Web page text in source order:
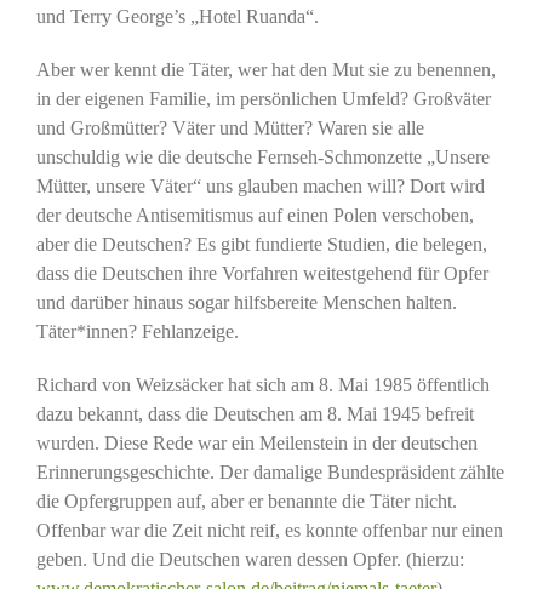
und Terry George’s „Hotel Ruanda“.
Aber wer kennt die Täter, wer hat den Mut sie zu benennen,
in der eigenen Familie, im persönlichen Umfeld? Großväter
und Großmütter? Väter und Mütter? Waren sie alle
unschuldig wie die deutsche Fernseh-Schmonzette „Unsere
Mütter, unsere Väter“ uns glauben machen will? Dort wird
der deutsche Antisemitismus auf einen Polen verschoben,
aber die Deutschen? Es gibt fundierte Studien, die belegen,
dass die Deutschen ihre Vorfahren weitestgehend für Opfer
und darüber hinaus sogar hilfsbereite Menschen halten.
Täter*innen? Fehlanzeige.
Richard von Weizsäcker hat sich am 8. Mai 1985 öffentlich
dazu bekannt, dass die Deutschen am 8. Mai 1945 befreit
wurden. Diese Rede war ein Meilenstein in der deutschen
Erinnerungsgeschichte. Der damalige Bundespräsident zählte
die Opfergruppen auf, aber er benannte die Täter nicht.
Offenbar war die Zeit nicht reif, es konnte offenbar nur einen
geben. Und die Deutschen waren dessen Opfer. (hierzu: